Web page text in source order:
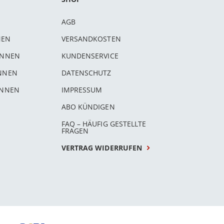
AGB
VERSANDKOSTEN
KUNDENSERVICE
DATENSCHUTZ
IMPRESSUM
ABO KÜNDIGEN
FAQ – HÄUFIG GESTELLTE
FRAGEN
VERTRAG WIDERRUFEN